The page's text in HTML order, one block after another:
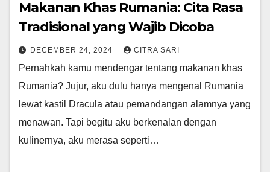
Makanan Khas Rumania: Cita Rasa
Tradisional yang Wajib Dicoba
DECEMBER 24, 2024 CITRA SARI
Pernahkah kamu mendengar tentang makanan khas
Rumania? Jujur, aku dulu hanya mengenal Rumania
lewat kastil Dracula atau pemandangan alamnya yang
menawan. Tapi begitu aku berkenalan dengan
kulinernya, aku merasa seperti…